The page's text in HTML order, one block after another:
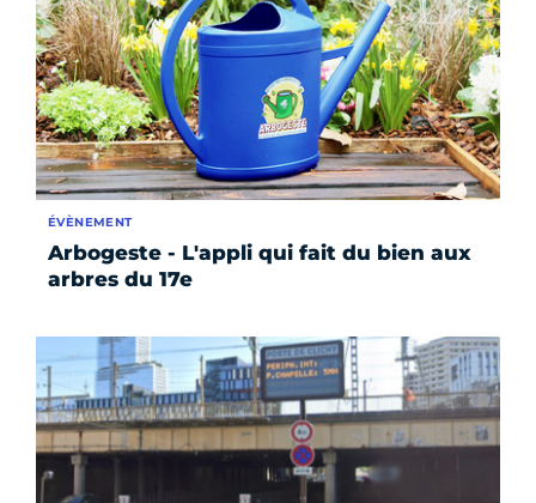
Arbogeste - L'appli qui fait du bien aux
arbres du 17e
ÉVÈNEMENT